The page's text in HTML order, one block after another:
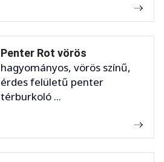
Penter Rot vörös
hagyományos, vörös színű,
érdes felületű penter
térburkoló ...